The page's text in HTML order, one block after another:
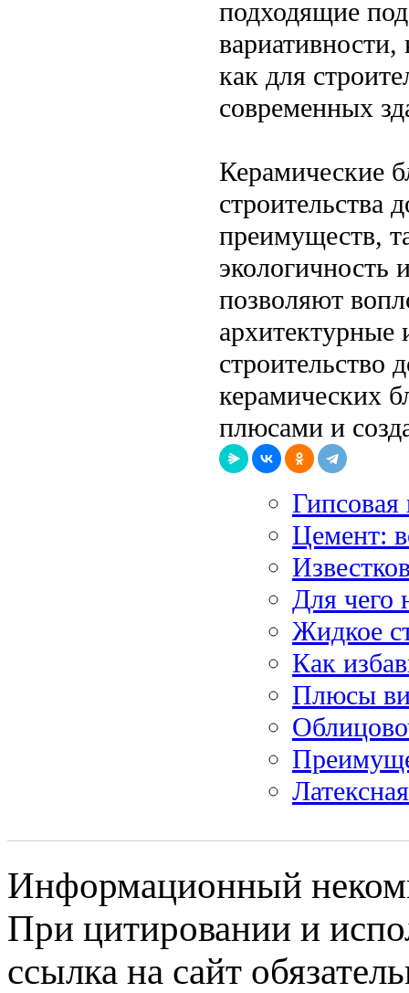
подходящие
вариативности,
как для
современных
Керамические
строительства
преимуществ,
экологичность
позволяют
архитектурные
строительство
керамических
плюсами и
Гипсовая
Цемент:
Для чего
Жидкое
Как
Плюсы
Информационный
При цитировании и
ссылка на сайт